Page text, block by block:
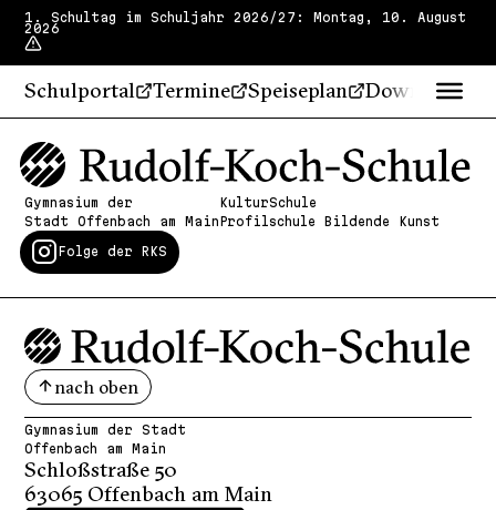
1. Schultag im Schuljahr 2026/27: Montag, 10. August
2026
Schulportal Termine Speiseplan Downloads
Gymnasium der
Stadt Offenbach am Main
KulturSchule
Profilschule Bildende Kunst
Folge der RKS
nach oben
Gymnasium der Stadt
Offenbach am Main
Schloßstraße 50
63065 Offenbach am Main